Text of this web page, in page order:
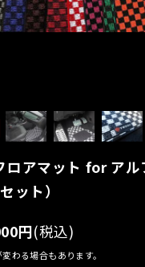
アマット for アル
ット）
円(税込)
わる場合もあります。